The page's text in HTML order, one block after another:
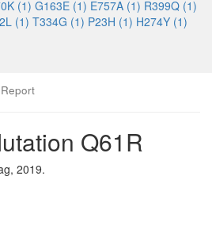
(1) G163E (1) E757A (1) R399Q (1)
(1) T334G (1) P23H (1) H274Y (1)
Q61R
2019.